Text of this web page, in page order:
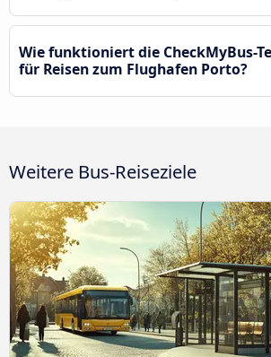
Wie funktioniert die CheckMyBus-
für Reisen zum Flughafen Porto?
Weitere Bus-Reiseziele